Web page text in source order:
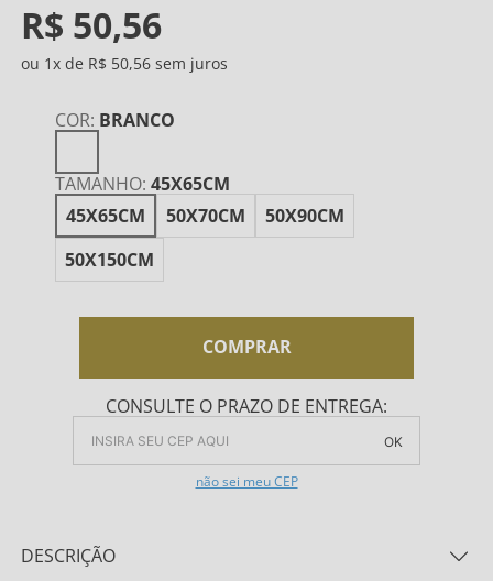
R$ 50,56
1 R$ 50,56
COR: BRANCO
TAMANHO: 45X65CM
45X65CM
50X70CM
50X90CM
50X150CM
COMPRAR
CONSULTE O PRAZO DE ENTREGA:
OK
não sei meu CEP
DESCRIÇÃO